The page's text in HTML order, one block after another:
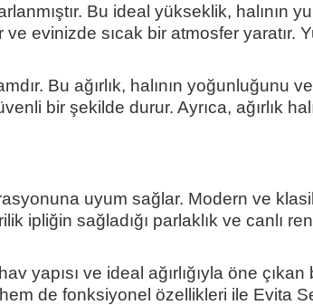
Bu ideal yükseklik, halının
ve evinizde sıcak bir atmosfer yaratır.
Bu ağırlık, halının yoğunluğunu ve
bir şekilde durur. Ayrıca, ağırlık
uyum sağlar. Modern ve
ipliğin sağladığı parlaklık ve canlı
yapısı ve ideal ağırlığıyla öne
de fonksiyonel özellikleri ile Evita